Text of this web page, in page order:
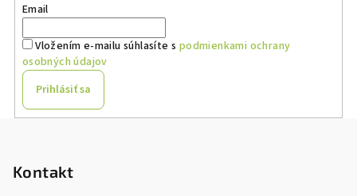
Email
Vložením e-mailu súhlasíte s podmienkami ochrany
osobných údajov
Prihlásiť sa
Kontakt